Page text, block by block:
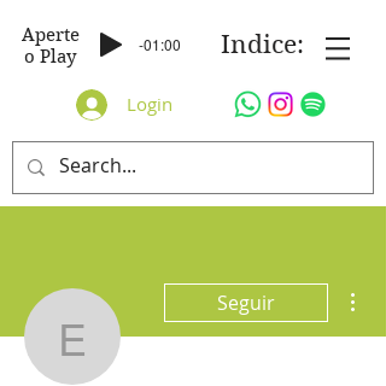
-01:00
Aperte
o Play
Indice:
Login
esttelasilva
Seguir